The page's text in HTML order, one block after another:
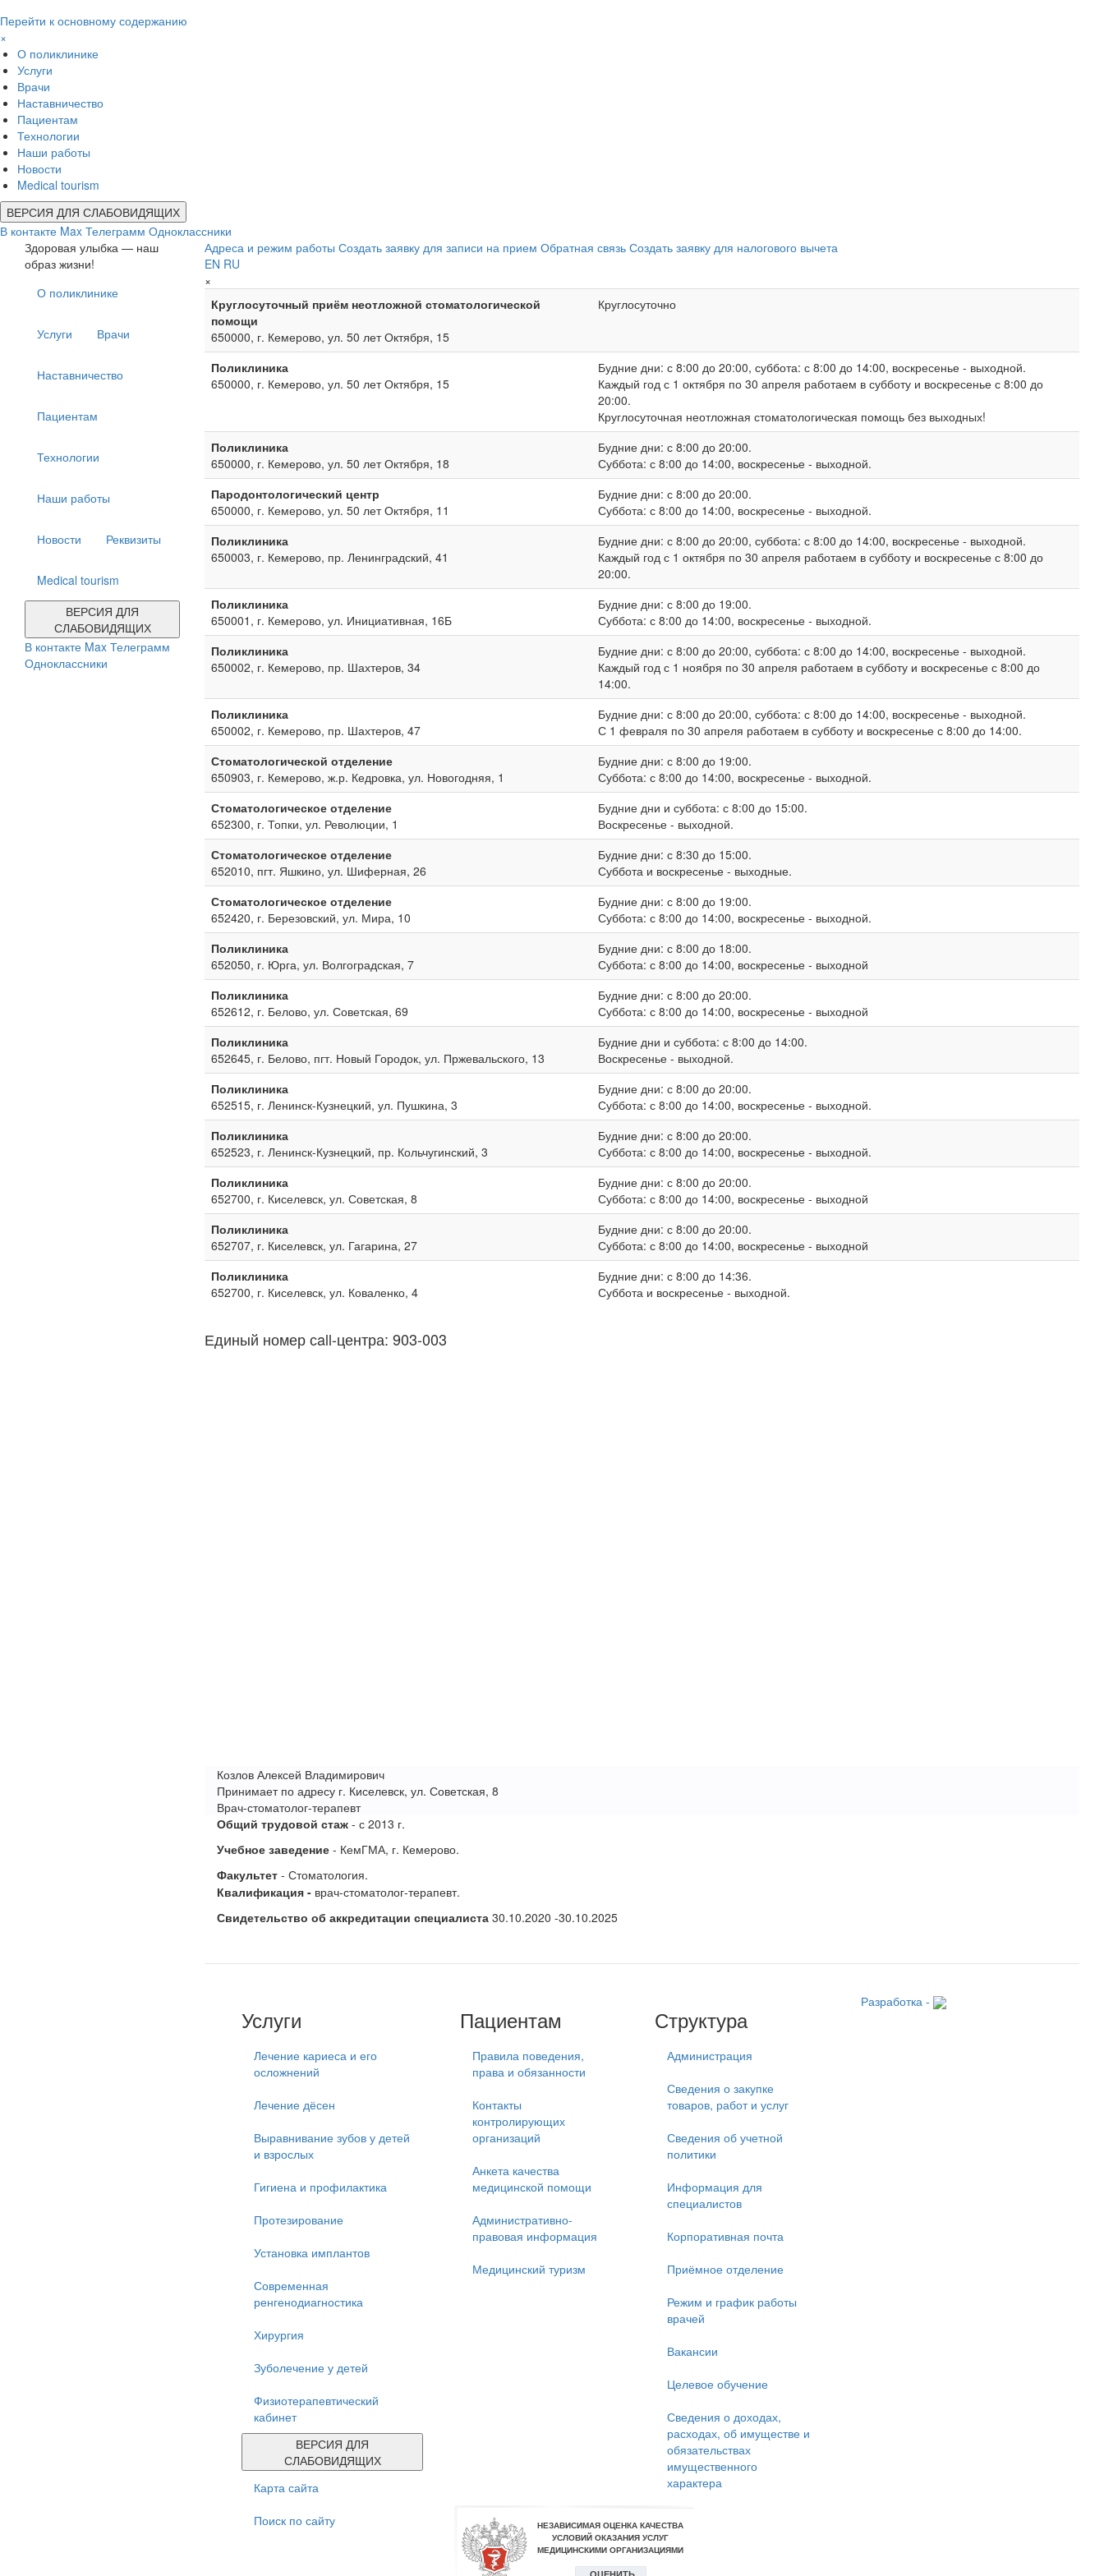
Перейти к основному содержанию
×
О поликлинике
Услуги
Врачи
Наставничество
Пациентам
Технологии
Наши работы
Новости
Medical tourism
ВЕРСИЯ ДЛЯ СЛАБОВИДЯЩИХ
В контакте Max Телеграмм Одноклассники
Здоровая улыбка — наш
образ жизни!
О поликлинике
Услуги Врачи
Наставничество
Пациентам
Технологии
Наши работы
Новости Реквизиты
Medical tourism
ВЕРСИЯ ДЛЯ
СЛАБОВИДЯЩИХ
В контакте Max Телеграмм
Одноклассники
Адреса и режим работы Создать заявку для записи на прием Обратная связь Создать заявку для налогового вычета
EN RU
×
Круглосуточный приём неотложной стоматологической
помощи
650000, г. Кемерово, ул. 50 лет Октября, 15
Круглосуточно
Поликлиника
650000, г. Кемерово, ул. 50 лет Октября, 15
Будние дни: с 8:00 до 20:00, суббота: с 8:00 до 14:00, воскресенье - выходной.
Каждый год с 1 октября по 30 апреля работаем в субботу и воскресенье с 8:00 до
20:00.
Круглосуточная неотложная стоматологическая помощь без выходных!
Поликлиника
650000, г. Кемерово, ул. 50 лет Октября, 18
Будние дни: с 8:00 до 20:00.
Суббота: с 8:00 до 14:00, воскресенье - выходной.
Пародонтологический центр
650000, г. Кемерово, ул. 50 лет Октября, 11
Будние дни: с 8:00 до 20:00.
Суббота: с 8:00 до 14:00, воскресенье - выходной.
Поликлиника
650003, г. Кемерово, пр. Ленинградский, 41
Будние дни: с 8:00 до 20:00, суббота: с 8:00 до 14:00, воскресенье - выходной.
Каждый год с 1 октября по 30 апреля работаем в субботу и воскресенье с 8:00 до
20:00.
Поликлиника
650001, г. Кемерово, ул. Инициативная, 16Б
Будние дни: с 8:00 до 19:00.
Суббота: с 8:00 до 14:00, воскресенье - выходной.
Поликлиника
650002, г. Кемерово, пр. Шахтеров, 34
Будние дни: с 8:00 до 20:00, суббота: с 8:00 до 14:00, воскресенье - выходной.
Каждый год с 1 ноября по 30 апреля работаем в субботу и воскресенье с 8:00 до
14:00.
Поликлиника
650002, г. Кемерово, пр. Шахтеров, 47
Будние дни: с 8:00 до 20:00, суббота: с 8:00 до 14:00, воскресенье - выходной.
С 1 февраля по 30 апреля работаем в субботу и воскресенье с 8:00 до 14:00.
Стоматологической отделение
650903, г. Кемерово, ж.р. Кедровка, ул. Новогодняя, 1
Будние дни: с 8:00 до 19:00.
Суббота: с 8:00 до 14:00, воскресенье - выходной.
Стоматологическое отделение
652300, г. Топки, ул. Революции, 1
Будние дни и суббота: с 8:00 до 15:00.
Воскресенье - выходной.
Стоматологическое отделение
652010, пгт. Яшкино, ул. Шиферная, 26
Будние дни: с 8:30 до 15:00.
Суббота и воскресенье - выходные.
Стоматологическое отделение
652420, г. Березовский, ул. Мира, 10
Будние дни: с 8:00 до 19:00.
Суббота: с 8:00 до 14:00, воскресенье - выходной.
Поликлиника
652050, г. Юрга, ул. Волгоградская, 7
Будние дни: с 8:00 до 18:00.
Суббота: с 8:00 до 14:00, воскресенье - выходной
Поликлиника
652612, г. Белово, ул. Советская, 69
Будние дни: с 8:00 до 20:00.
Суббота: с 8:00 до 14:00, воскресенье - выходной
Поликлиника
652645, г. Белово, пгт. Новый Городок, ул. Пржевальского, 13
Будние дни и суббота: с 8:00 до 14:00.
Воскресенье - выходной.
Поликлиника
652515, г. Ленинск-Кузнецкий, ул. Пушкина, 3
Будние дни: с 8:00 до 20:00.
Суббота: с 8:00 до 14:00, воскресенье - выходной.
Поликлиника
652523, г. Ленинск-Кузнецкий, пр. Кольчугинский, 3
Будние дни: с 8:00 до 20:00.
Суббота: с 8:00 до 14:00, воскресенье - выходной.
Поликлиника
652700, г. Киселевск, ул. Советская, 8
Будние дни: с 8:00 до 20:00.
Суббота: с 8:00 до 14:00, воскресенье - выходной
Поликлиника
652707, г. Киселевск, ул. Гагарина, 27
Будние дни: с 8:00 до 20:00.
Суббота: с 8:00 до 14:00, воскресенье - выходной
Поликлиника
652700, г. Киселевск, ул. Коваленко, 4
Будние дни: с 8:00 до 14:36.
Суббота и воскресенье - выходной.
Единый номер сall-центра: 903-003
Козлов Алексей Владимирович
Принимает по адресу г. Киселевск, ул. Советская, 8
Врач-стоматолог-терапевт
Общий трудовой стаж - с 2013 г.
Учебное заведение - КемГМА, г. Кемерово.
Факультет - Стоматология.
Квалификация - врач-стоматолог-терапевт.
Свидетельство об аккредитации специалиста 30.10.2020 -30.10.2025
Услуги
Лечение кариеса и его
осложнений
Лечение дёсен
Выравнивание зубов у детей
и взрослых
Гигиена и профилактика
Протезирование
Установка имплантов
Современная
ренгенодиагностика
Хирургия
Зуболечение у детей
Физиотерапевтический
кабинет
ВЕРСИЯ ДЛЯ
СЛАБОВИДЯЩИХ
Карта сайта
Поиск по сайту
Пациентам
Правила поведения,
права и обязанности
Контакты
контролирующих
организаций
Анкета качества
медицинской помощи
Административно-
правовая информация
Медицинский туризм
Структура
Администрация
Сведения о закупке
товаров, работ и услуг
Сведения об учетной
политики
Информация для
специалистов
Корпоративная почта
Приёмное отделение
Режим и график работы
врачей
Вакансии
Целевое обучение
Сведения о доходах,
расходах, об имуществе и
обязательствах
имущественного
характера
Разработка -